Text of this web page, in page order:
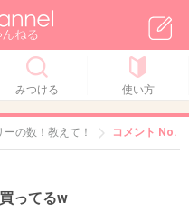
みつける 使い方
の数！教えて！ コメント No.
ってるw